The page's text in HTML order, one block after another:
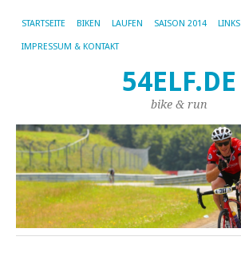
STARTSEITE BIKEN LAUFEN SAISON 2014 LINKS
IMPRESSUM & KONTAKT
54ELF.DE
bike & run